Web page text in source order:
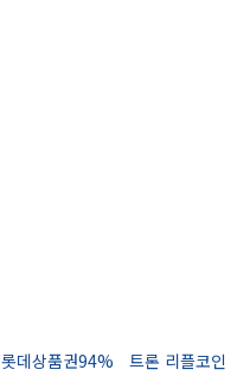
롯데상품권94%
트론 리플코인